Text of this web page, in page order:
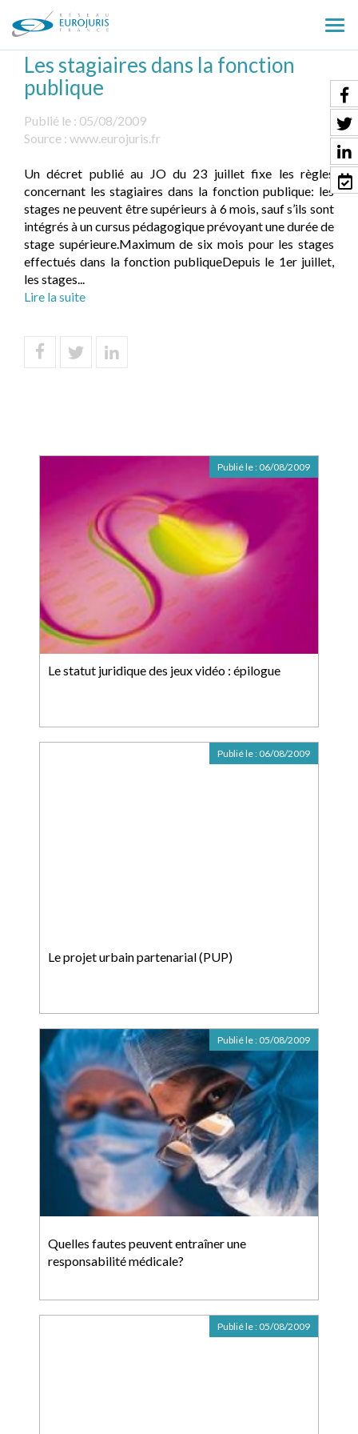
le
Les stagiaires dans la fonction
publique
Publié le : 05/08/2009
Source : www.eurojuris.fr
Un décret publié au JO du 23 juillet fixe les règles
concernant les stagiaires dans la fonction publique: les
stages ne peuvent être supérieurs à 6 mois, sauf s’ils sont
intégrés à un cursus pédagogique prévoyant une durée de
stage supérieure.Maximum de six mois pour les stages
effectués dans la fonction publiqueDepuis le 1er juillet,
les stages...
Lire la suite
Le statut juridique des jeux vidéo : épilogue
Publié le : 06/08/2009
Le projet urbain partenarial (PUP)
Publié le : 06/08/2009
Quelles fautes peuvent entraîner une
responsabilité médicale?
Publié le : 05/08/2009
Publié le : 05/08/2009